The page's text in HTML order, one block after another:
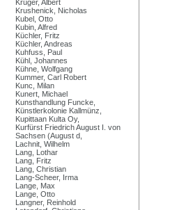
Krüger, Albert
Krushenick, Nicholas
Kubel, Otto
Kubin, Alfred
Küchler, Fritz
Küchler, Andreas
Kuhfuss, Paul
Kühl, Johannes
Kühne, Wolfgang
Kummer, Carl Robert
Kunc, Milan
Kunert, Michael
Kunsthandlung Funcke,
Künstlerkolonie Kallmünz,
Kupittaan Kulta Oy,
Kurfürst Friedrich August I. von
Sachsen (August d,
Lachnit, Wilhelm
Lang, Lothar
Lang, Fritz
Lang, Christian
Lang-Scheer, Irma
Lange, Max
Lange, Otto
Langner, Reinhold